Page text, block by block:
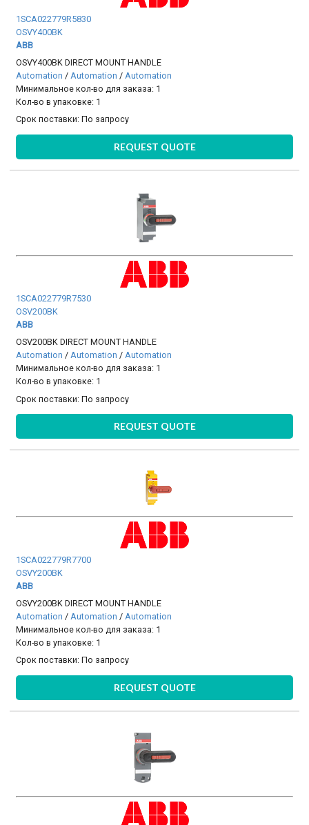
1SCA022779R5830
OSVY400BK
ABB
OSVY400BK DIRECT MOUNT HANDLE
Automation / Automation / Automation
Минимальное кол-во для заказа: 1
Кол-во в упаковке: 1
Срок поставки:По запросу
REQUEST QUOTE
1SCA022779R7530
OSV200BK
ABB
OSV200BK DIRECT MOUNT HANDLE
Automation /Automation /Automation
Минимальное кол-во для заказа: 1
Кол-во в упаковке: 1
Срок поставки:По запросу
REQUEST QUOTE
1SCA022779R7700
OSVY200BK
ABB
OSVY200BK DIRECT MOUNT HANDLE
Automation / Automation / Automation
Минимальное кол-во для заказа: 1
Кол-во в упаковке: 1
Срок поставки:По запросу
REQUEST QUOTE